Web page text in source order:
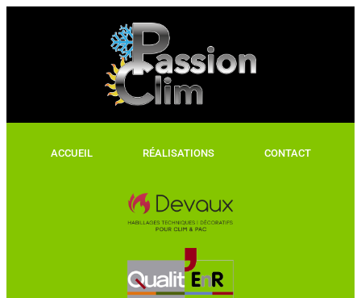
ACCUEIL RÉALISATIONS CONTACT